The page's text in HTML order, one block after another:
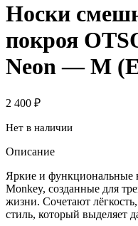
Носки
покроя
Neon — M
2 400 ₽
Нет в наличии
Описание
Яркие и функциональные
Monkey, созданные для
жизни. Сочетают
стиль, который выделяет